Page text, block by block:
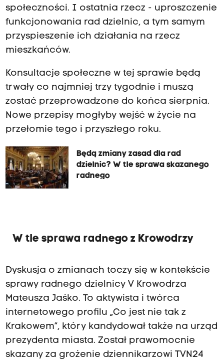
społeczności. I ostatnia rzecz - uproszczenie
funkcjonowania rad dzielnic, a tym samym
przyspieszenie ich działania na rzecz
mieszkańców.
Konsultacje społeczne w tej sprawie będą
trwały co najmniej trzy tygodnie i muszą
zostać przeprowadzone do końca sierpnia.
Nowe przepisy mogłyby wejść w życie na
przełomie tego i przyszłego roku.
Będą zmiany zasad dla rad
dzielnic? W tle sprawa skazanego
radnego
W tle sprawa radnego z Krowodrzy
Dyskusja o zmianach toczy się w kontekście
sprawyradnego dzielnicy V Krowodrza
Mateusza Jaśko. To aktywista i twórca
internetowego profilu „Co jest nie tak z
Krakowem”, który kandydował także na urząd
prezydenta miasta. Został prawomocnie
skazany za grożenie dziennikarzowi TVN24